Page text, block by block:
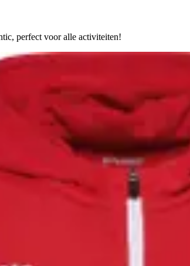
perfect voor alle activiteiten!